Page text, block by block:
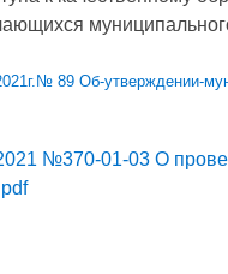
89 Об-утверждении-
№370-01-03 О